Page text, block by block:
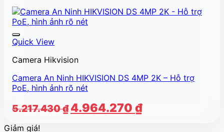
Quick View
Camera Hikvision
Camera An Ninh HIKVISION DS 4MP 2K – Hỗ trợ
PoE, hình ảnh rõ nét
5.217.430₫ Giá
4.964.270 ₫Giá
Giảm giá!